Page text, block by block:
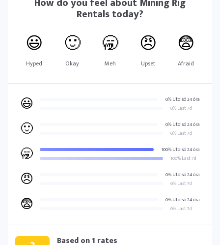
Rentalstoday?
😃
Hyped
🙂
Okay
🥱
Meh
😠
Upset
😨
Afraid
😃
0% Utolsó 24 óra
0% Last 7d
🙂
0% Utolsó 24 óra
0% Last 7d
🥱
100% Utolsó 24 óra
100% Last 7d
😠
0% Utolsó 24 óra
0% Last 7d
😨
0% Utolsó 24 óra
0% Last 7d
Based on1 rates